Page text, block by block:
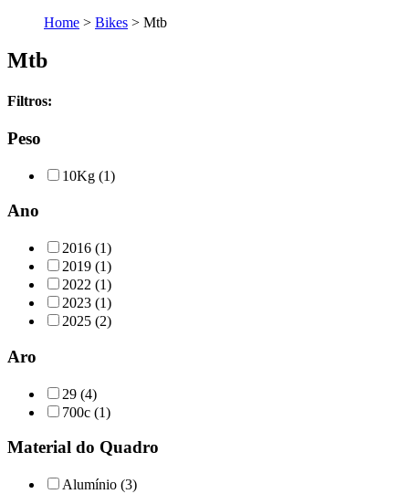
Home > Bikes > Mtb
Mtb
Filtros:
Peso
10Kg (1)
Ano
2016 (1)
2019 (1)
2022 (1)
2023 (1)
2025 (2)
Aro
29 (4)
700c (1)
Material do Quadro
Alumínio (3)